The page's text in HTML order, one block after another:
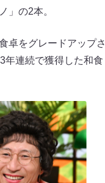
」の2本。
卓をグレードアップさ
年連続で獲得した和食